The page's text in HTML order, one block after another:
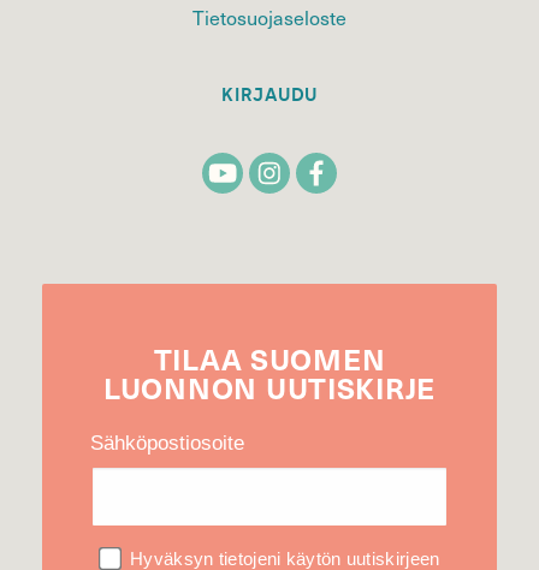
Tietosuojaseloste
KIRJAUDU
TILAA SUOMEN
LUONNON UUTIS­KIRJE
Sähköpostiosoite
Hyväksyn tietojeni käytön uutiskirjeen